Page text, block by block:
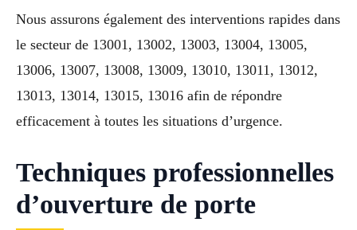
Nous assurons également des interventions rapides dans
le secteur de 13001, 13002, 13003, 13004, 13005,
13006, 13007, 13008, 13009, 13010, 13011, 13012,
13013, 13014, 13015, 13016 afin de répondre
efficacement à toutes les situations d’urgence.
Techniques professionnelles
d’ouverture de porte